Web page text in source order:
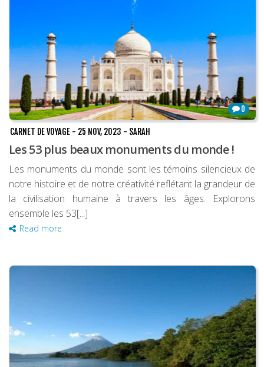
0
CARNET DE VOYAGE - 25 NOV, 2023 - SARAH
Les 53 plus beaux monuments du monde !
Les monuments du monde sont les témoins silencieux de
notre histoire et de notre créativité reflétant la grandeur de
la civilisation humaine à travers les âges. Explorons
ensemble les 53[...]
Read more